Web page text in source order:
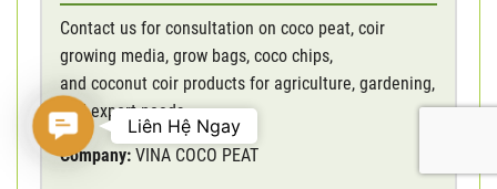
Contact us for consultation on coco peat, coir
growing media, grow bags, coco chips,
and coconut coir products for agriculture, gardening,
and export needs.
Company: VINA COCO PEAT
Contact
Us
Liên Hệ Ngay